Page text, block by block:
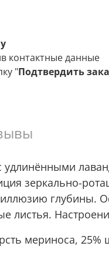
контактные данные
"Подтвердить
зеркально-
глубины.
листья.
мериноса,